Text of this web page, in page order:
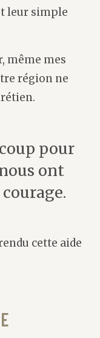
leur simple
même mes
région ne
pour
ont
cette aide